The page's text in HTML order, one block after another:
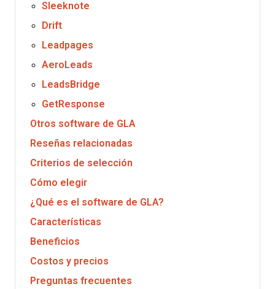
Sleeknote
Drift
Leadpages
AeroLeads
LeadsBridge
GetResponse
Otros software de GLA
Reseñas relacionadas
Criterios de selección
Cómo elegir
¿Qué es el software de GLA?
Características
Beneficios
Costos y precios
Preguntas frecuentes